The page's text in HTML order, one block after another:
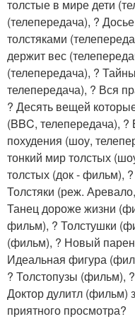
толстые в мире дети
(телепередача), ?
толстяками
держит вес
(телепередача), ?
телепередача), ? Вся
? Десять вещей
(BBC, телепередача),
похудения (шоу,
тонкий мир толстых
толстых (док - фильм),
Толстяки (реж.
Танец дороже жизни
фильм), ? Толстушки
(фильм), ? Новый
Идеальная фигура
? Толстопузы (фильм),
Доктор дулитл (фильм)
приятного просмотра?